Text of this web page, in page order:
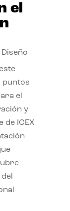
el
Diseño
puntos
el
y
de ICEX